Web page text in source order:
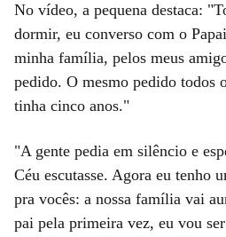
No vídeo, a pequena destaca:
dormir, eu converso com o
minha família, pelos meus
pedido. O mesmo pedido todos
tinha cinco anos."
"A gente pedia em silêncio e
Céu escutasse. Agora eu tenho
pra vocês: a nossa família vai
pai pela primeira vez, eu vou